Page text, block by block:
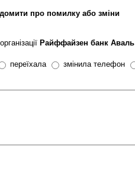
про помилку або зміни
Райффайзен банк Аваль
переїхала змінила телефон